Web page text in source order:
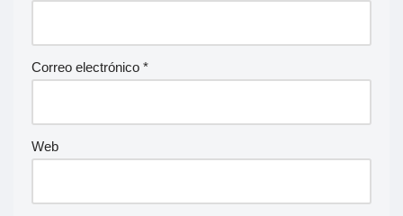
Correo electrónico *
Web